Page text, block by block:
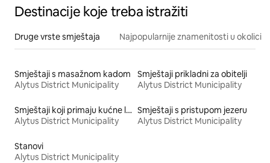
Destinacije koje treba istražiti
Druge vrste smještaja Najpopularnije znamenitosti u okolici
Smještaji s masažnom kadom
Alytus District Municipality
Smještaji prikladni za obitelji
Alytus District Municipality
Smještaji koji primaju kućne ljubimce
Alytus District Municipality
Smještaji s pristupom jezeru
Alytus District Municipality
Stanovi
Alytus District Municipality